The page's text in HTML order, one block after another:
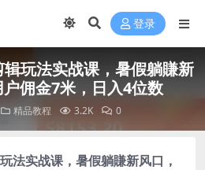
登录
玩法实战课，暑假躺賺新
佣金7米，日入4位数
精品教程 3.2K 0
法实战课，暑假躺賺新风口，